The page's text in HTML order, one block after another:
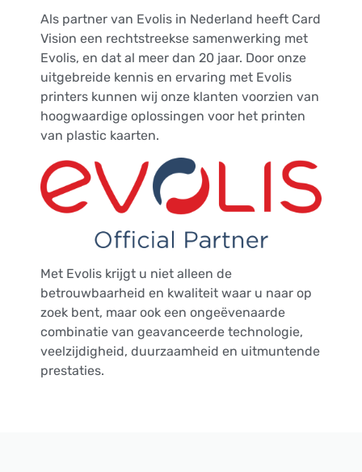
Als partner van Evolis in Nederland heeft Card
Vision een rechtstreekse samenwerking met
Evolis, en dat al meer dan 20 jaar. Door onze
uitgebreide kennis en ervaring met Evolis
printers kunnen wij onze klanten voorzien van
hoogwaardige oplossingen voor het printen
van plastic kaarten.
Met Evolis krijgt u niet alleen de
betrouwbaarheid en kwaliteit waar u naar op
zoek bent, maar ook een ongeëvenaarde
combinatie van geavanceerde technologie,
veelzijdigheid, duurzaamheid en uitmuntende
prestaties.